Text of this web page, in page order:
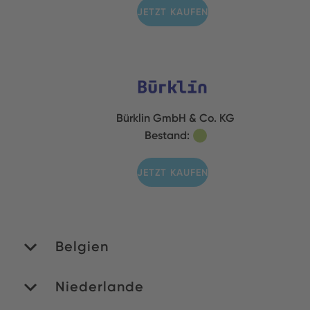
JETZT KAUFEN
Bürklin GmbH & Co. KG
Bestand:
JETZT KAUFEN
Belgien
Niederlande